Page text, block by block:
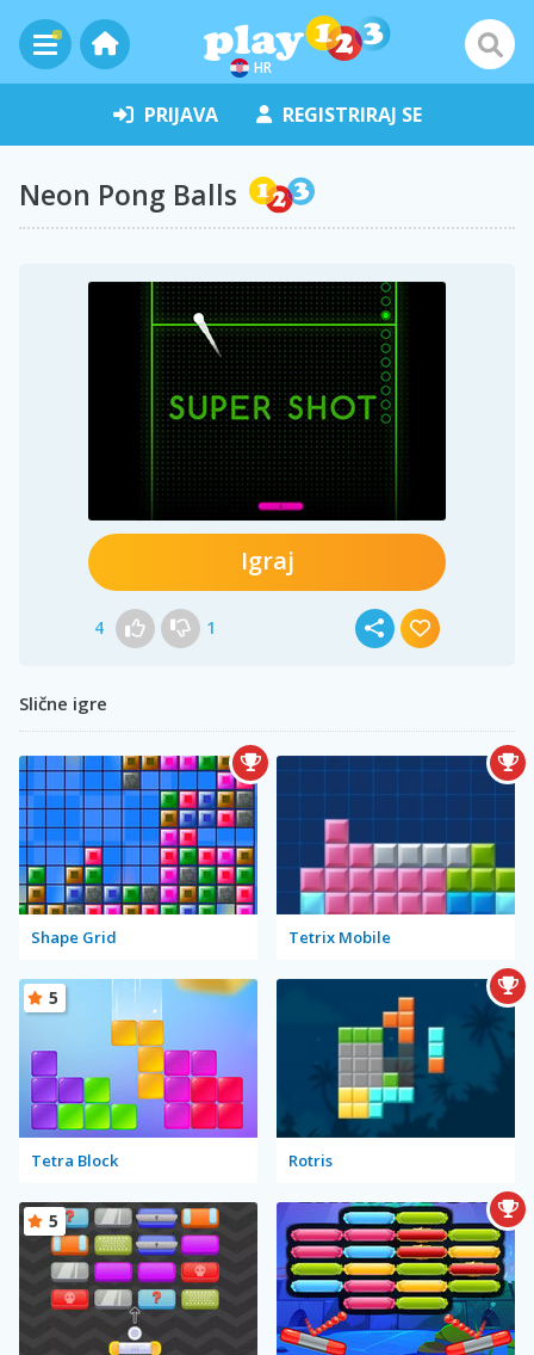
HR
PRIJAVA REGISTRIRAJ SE
Neon Pong Balls
Igraj
4 1
Slične igre
Shape Grid Tetrix Mobile
Tetra Block
5
Rotris
5